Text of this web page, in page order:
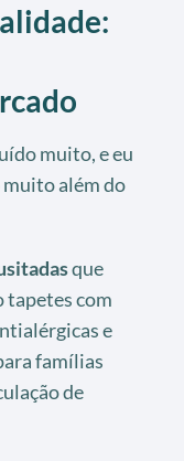
muito, e eu
muito além do
que
tapetes com
e
famílias
de